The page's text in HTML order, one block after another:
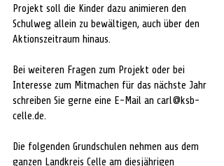
Projekt soll die Kinder dazu animieren den
Schulweg allein zu bewältigen, auch über den
Aktionszeitraum hinaus.
Bei weiteren Fragen zum Projekt oder bei
Interesse zum Mitmachen für das nächste Jahr
schreiben Sie gerne eine E-Mail an carl@ksb-
celle.de.
Die folgenden Grundschulen nehmen aus dem
ganzen Landkreis Celle am diesjährigen